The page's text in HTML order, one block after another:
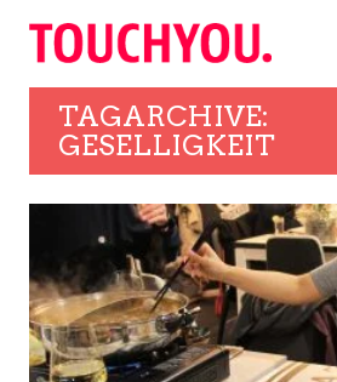
TAGARCHIVE:
GESELLIGKEIT